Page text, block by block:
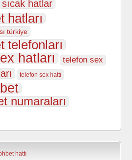
sıcak hatlar
hatları
türkiye
telefonları
hatları telefon sex
telefon sex hattı
numaraları
hattı